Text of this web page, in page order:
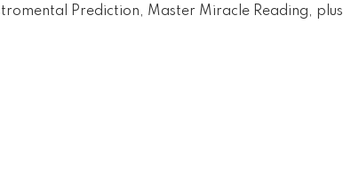
Prediction, Master Miracle Reading, plus